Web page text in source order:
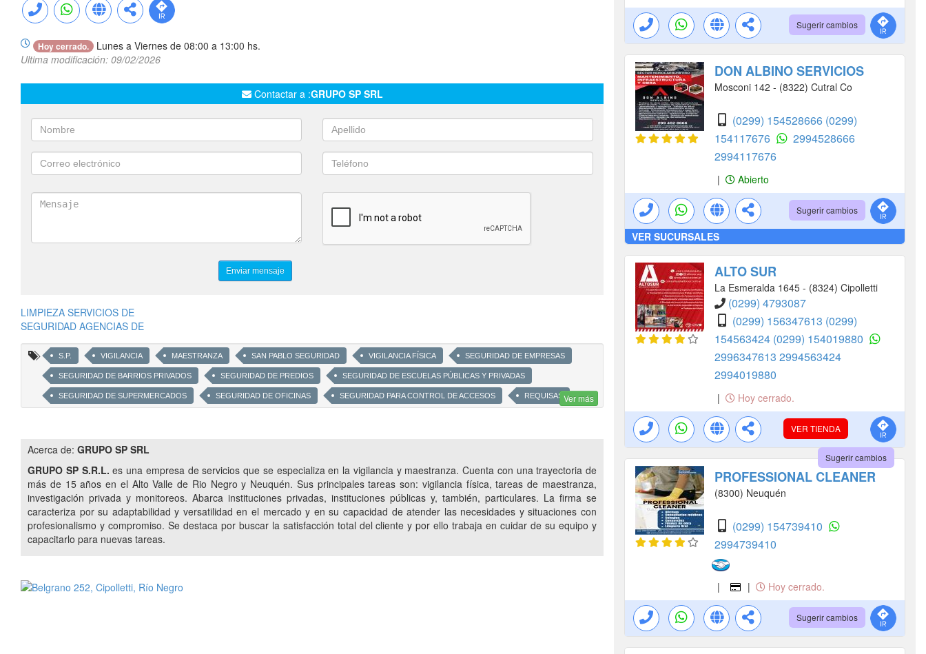
Hoy cerrado.
Lunes a Viernes de 08:00 a 13:00 hs.
Ultima modificación: 09/02/2026
Contactar a :GRUPO SP SRL
LIMPIEZA SERVICIOS DE
SEGURIDAD AGENCIAS DE
S.P. VIGILANCIA MAESTRANZA SAN PABLO SEGURIDAD VIGILANCIA FÍSICA SEGURIDAD DE EMPRESAS
SEGURIDAD DE BARRIOS PRIVADOS SEGURIDAD DE PREDIOS SEGURIDAD DE ESCUELAS PÚBLICAS Y PRIVADAS
SEGURIDAD DE SUPERMERCADOS SEGURIDAD DE OFICINAS SEGURIDAD PARA CONTROL DE ACCESOS REQUISAS
CONTROL DE MULTITUDES Y DISTURBIOS
BÚSQUEDA DE VEHÍCULOS ROBADOS ANÁLISIS E INVESTIGACIÓN DE HURTOS RASTREO Y RECOPILACIÓN DE PISTAS
SEGURIDAD EN CENTROS MEDICOS
Ver más
Acerca de: GRUPO SP SRL
GRUPO SP S.R.L. es una empresa de servicios que se especializa en la vigilancia y maestranza. Cuenta con una trayectoria de
más de 15 años en el Alto Valle de Rio Negro y Neuquén. Sus principales tareas son: vigilancia física, tareas de maestranza,
investigación privada y monitoreos. Abarca instituciones privadas, instituciones públicas y, también, particulares. La firma se
caracteriza por su adaptabilidad y versatilidad en el mercado y en su capacidad de atender las necesidades y situaciones con
profesionalismo y compromiso. Se destaca por buscar la satisfacción total del cliente y por ello trabaja en cuidar de su equipo y
capacitarlo para nuevas tareas.
Sugerir cambios
DON ALBINO SERVICIOS
Mosconi 142 - (8322) Cutral Co
(0299) 154528666 (0299)
154117676
2994528666
2994117676
| Abierto
Sugerir cambios
VER SUCURSALES
ALTO SUR
La Esmeralda 1645 - (8324) Cipolletti
(0299) 4793087
(0299) 156347613 (0299)
154563424 (0299) 154019880
2996347613 2994563424
2994019880
| Hoy cerrado.
VER TIENDA
Sugerir cambios
PROFESSIONAL CLEANER
(8300) Neuquén
(0299) 154739410
2994739410
| | Hoy cerrado.
Sugerir cambios